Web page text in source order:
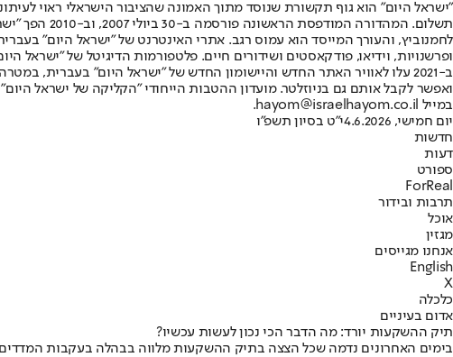
"ישראל היום" הוא גוף תקשורת שנוסד מתוך האמונה שהציבור הישראלי ראוי
תשלום.
ופרשנויות, וידיאו, פודקאסטים ושידורים חיים. פלטפורמות הדיגיטל של "ישראל
ב-2021 עלו לאוויר האתר החדש והיישומון החדש של "ישראל היום" בעברית,
ואפשר לקבל אותם גם בניוזלטר. מועדון ההטבות הייחודי "הקליקה של ישראל
במייל hayom@israelhayom.co.il.
יום חמישי, 4.6.2026
י"ט בסיון תשפ"ו
חדשות
דעות
ספורט
ForReal
תרבות ובידור
אוכל
מגזין
אנחנו מגייסים
English
X
כלכלה
אדום בעיניים
תיק ההשקעות יורד: מה הדבר הכי נכון לעשות עכשיו?
בימים האחרונים נדמה שכל הצצה בתיק ההשקעות מלווה בבהלה בעקבות